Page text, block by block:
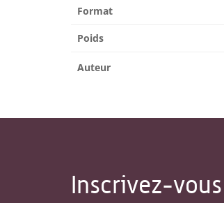
Format
Poids
Auteur
Inscrivez-